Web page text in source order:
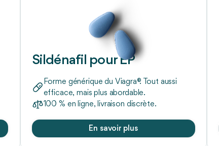
Sildénafil pour EP
Forme générique du Viagra®. Tout aussi
efficace, mais plus abordable.
100 % en ligne, livraison discrète.
En savoir plus